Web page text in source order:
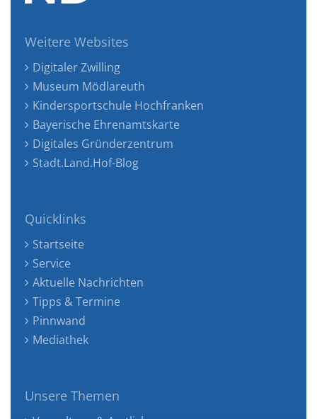
Weitere Websites
Digitaler Zwilling
Museum Mödlareuth
Kindersportschule Hochfranken
Bayerische Ehrenamtskarte
Digitales Gründerzentrum
Stadt.Land.Hof-Blog
Quicklinks
Startseite
Service
Aktuelle Nachrichten
Tipps & Termine
Pinnwand
Mediathek
Unsere Themen